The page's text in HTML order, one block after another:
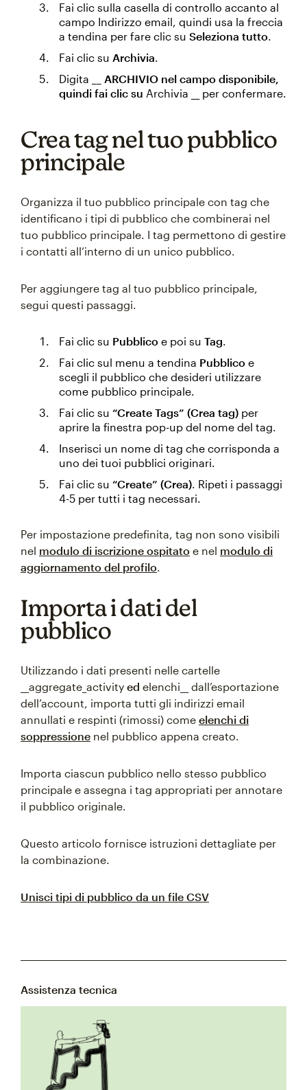
Fai clic sulla casella di controllo accanto al
campo Indirizzo email, quindi usa la freccia
a tendina per fare clic su Seleziona tutto.
Fai clic su Archivia.
Digita
__ ARCHIVIO nel campo disponibile,
quindi fai clic su Archivia __ per confermare.
Crea tag nel tuo pubblico
principale
Organizza il tuo pubblico principale con tag che
identificano i tipi di pubblico che combinerai nel
tuo pubblico principale. I tag permettono di gestire
i contatti all’interno di un unico pubblico.
Per aggiungere tag al tuo pubblico principale,
segui questi passaggi.
Fai clic su Pubblico e poi su Tag.
Fai clic sul menu a tendina Pubblico e
scegli il pubblico che desideri utilizzare
come pubblico principale.
Fai clic su “Create Tags” (Crea tag) per
aprire la finestra pop-up del nome del tag.
Inserisci un nome di tag che corrisponda a
uno dei tuoi pubblici originari.
Fai clic su “Create” (Crea). Ripeti i passaggi
4-5 per tutti i tag necessari.
Per impostazione predefinita, tag non sono visibili
nel modulo di iscrizione ospitato e nel modulo di
aggiornamento del profilo.
Importa i dati del
pubblico
Utilizzando i dati presenti nelle cartelle
__aggregate_activity ed elenchi__ dall’esportazione
dell’account, importa tutti gli indirizzi email
annullati e respinti (rimossi) come elenchi di
soppressione nel pubblico appena creato.
Importa ciascun pubblico nello stesso pubblico
principale e assegna i tag appropriati per annotare
il pubblico originale.
Questo articolo fornisce istruzioni dettagliate per
la combinazione.
Unisci tipi di pubblico da un file CSV
Assistenza tecnica